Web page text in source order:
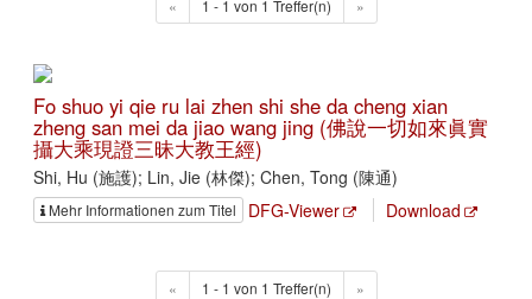
« 1 - 1 von 1 Treffer(n) »
Fo shuo yi qie ru lai zhen shi she da cheng xian
zheng san mei da jiao wang jing (佛說一切如來眞實
攝大乘現證三昧大教王經)
Shi, Hu (施護); Lin, Jie (林傑); Chen, Tong (陳通)
Mehr Informationen zum Titel DFG-Viewer Download
« 1 - 1 von 1 Treffer(n) »